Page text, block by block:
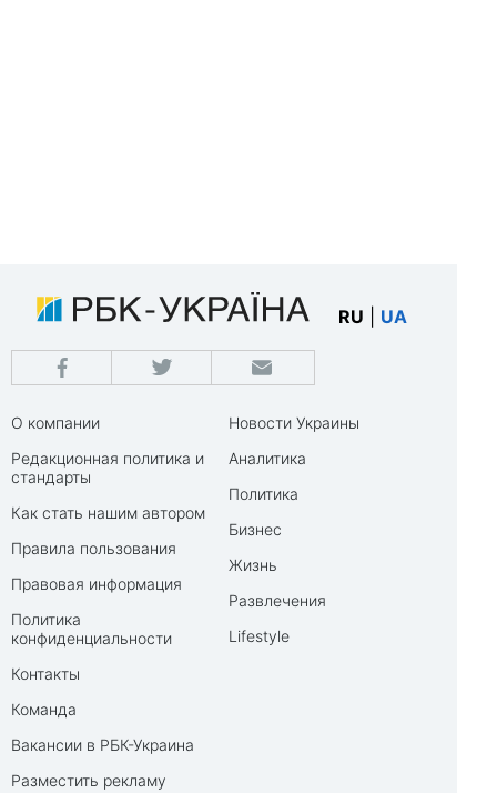
RU UA
О компании
Редакционная политика и
стандарты
Как стать нашим автором
Правила пользования
Правовая информация
Политика
конфиденциальности
Контакты
Команда
Вакансии в РБК-Украина
Разместить рекламу
Новости Украины
Аналитика
Политика
Бизнес
Жизнь
Развлечения
Lifestyle